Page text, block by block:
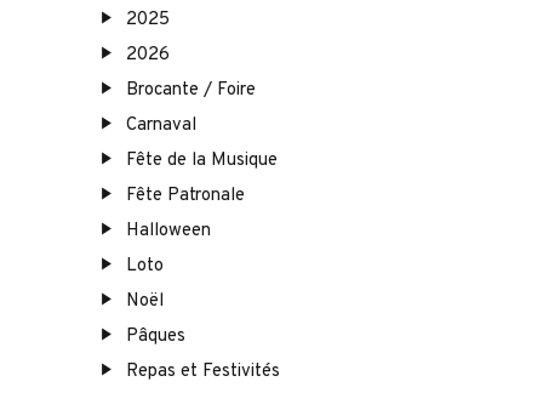
2025
2026
Brocante / Foire
Carnaval
Fête de la Musique
Fête Patronale
Halloween
Loto
Noël
Pâques
Repas et Festivités